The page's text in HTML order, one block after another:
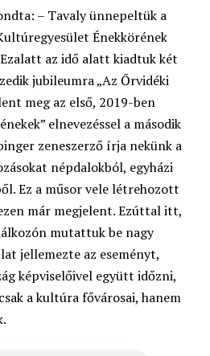
– Tavaly ünnepeltük a
Énekkörének
az idő alatt kiadtuk két
jubileumra „Az Őrvidéki
meg az első, 2019-ben
elnevezéssel a második
zeneszerző írja nekünk a
népdalokból, egyházi
Ez a műsor vele létrehozott
már megjelent. Ezúttal itt,
mutattuk be nagy
jellemezte az eseményt,
képviselőivel együtt időzni,
a kultúra fővárosai, hanem